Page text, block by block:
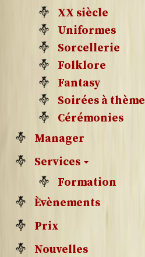
XX siècle
Uniformes
Sorcellerie
Folklore
Fantasy
Soirées à thème
Cérémonies
Manager
Services
Formation
Èvènements
Prix
Nouvelles